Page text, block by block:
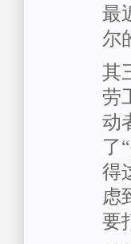
最
尔
其
劳
动
了
得
虑
要